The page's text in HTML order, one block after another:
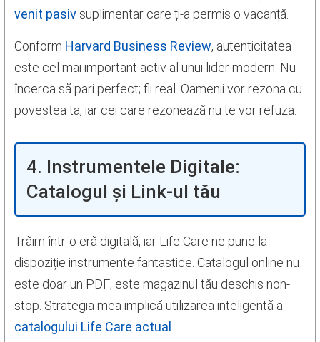
venit pasiv suplimentar care ți-a permis o vacanță.
Conform Harvard Business Review, autenticitatea
este cel mai important activ al unui lider modern. Nu
încerca să pari perfect; fii real. Oamenii vor rezona cu
povestea ta, iar cei care rezonează nu te vor refuza.
4. Instrumentele Digitale:
Catalogul și Link-ul tău
Trăim într-o eră digitală, iar Life Care ne pune la
dispoziție instrumente fantastice. Catalogul online nu
este doar un PDF; este magazinul tău deschis non-
stop. Strategia mea implică utilizarea inteligentă a
catalogului Life Care actual